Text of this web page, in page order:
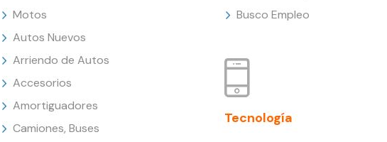
Motos
Autos Nuevos
Arriendo de Autos
Accesorios
Amortiguadores
Camiones, Buses
Busco Empleo
Tecnología